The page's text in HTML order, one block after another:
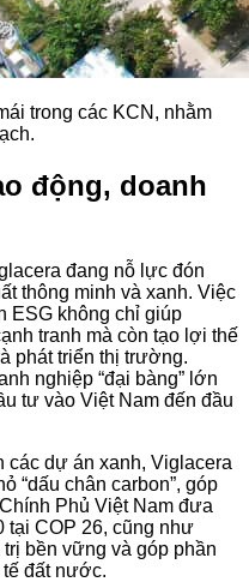
trong các KCN, nhằm
động, doanh
đang nỗ lực đón
thông minh và xanh. Việc
ESG không chỉ giúp
tranh mà còn tạo lợi thế
phát triển thị trường.
nghiệp “đại bàng” lớn
tư vào Việt Nam đến đầu
dự án xanh, Viglacera
“dấu chân carbon”, góp
Phủ Việt Nam đưa
tại COP 26, cũng như
bền vững và góp phần
đất nước.